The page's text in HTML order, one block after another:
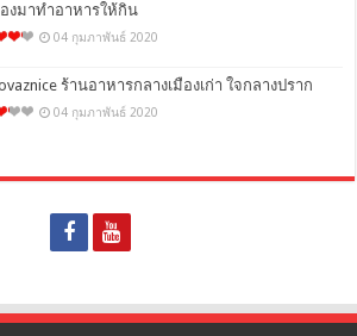
งมาทำอาหารให้กิน
04 กุมภาพันธ์ 2020
ร้านอาหารกลางเมืองเก่า ใจกลางปราก
04 กุมภาพันธ์ 2020